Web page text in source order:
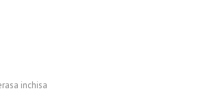
inchisa